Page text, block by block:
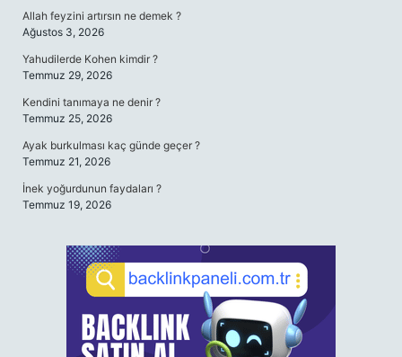
Allah feyzini artırsın ne demek ?
Ağustos 3, 2026
Yahudilerde Kohen kimdir ?
Temmuz 29, 2026
Kendini tanımaya ne denir ?
Temmuz 25, 2026
Ayak burkulması kaç günde geçer ?
Temmuz 21, 2026
İnek yoğurdunun faydaları ?
Temmuz 19, 2026